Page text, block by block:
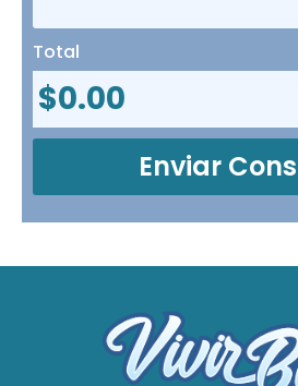
Total
$0.00
Enviar